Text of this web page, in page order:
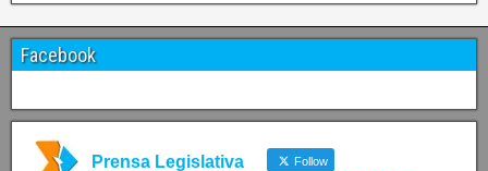
Facebook
Prensa Legislativa Follow